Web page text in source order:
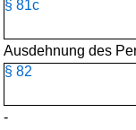
§ 81c
Ausdehnung des
§ 82
-